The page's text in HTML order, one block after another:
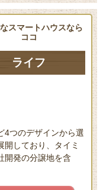
スマートハウスなら
ココ
ライフ
4つのデザインから選
開しており、タイミ
開発の分譲地を含